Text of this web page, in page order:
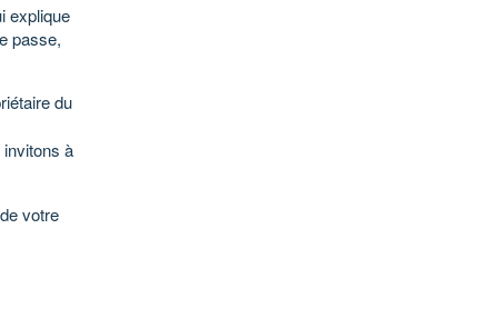
explique
passe,
du
à
votre